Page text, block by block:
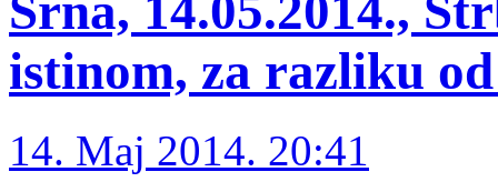
istinom, za razliku
14. Maj 2014. 20:41